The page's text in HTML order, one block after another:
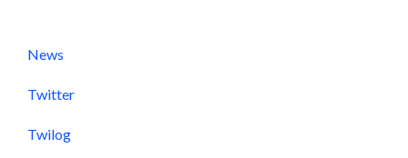
News
Twitter
Twilog